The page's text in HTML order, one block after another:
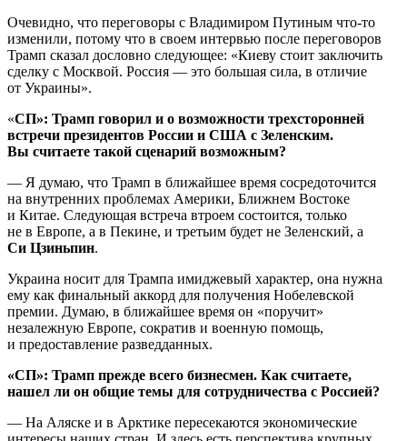
Очевидно, что переговоры с Владимиром Путиным что-то
изменили, потому что в своем интервью после переговоров
Трамп сказал дословно следующее: «Киеву стоит заключить
сделку с Москвой. Россия — это большая сила, в отличие
от Украины».
«СП»: Трамп говорил и о возможности трехсторонней
встречи президентов России и США с Зеленским.
Вы считаете такой сценарий возможным?
— Я думаю, что Трамп в ближайшее время сосредоточится
на внутренних проблемах Америки, Ближнем Востоке
и Китае. Следующая встреча втроем состоится, только
не в Европе, а в Пекине, и третьим будет не Зеленский, а
Си Цзиньпин.
Украина носит для Трампа имиджевый характер, она нужна
ему как финальный аккорд для получения Нобелевской
премии. Думаю, в ближайшее время он «поручит»
незалежную Европе, сократив и военную помощь,
и предоставление разведданных.
«СП»: Трамп прежде всего бизнесмен. Как считаете,
нашел ли он общие темы для сотрудничества с Россией?
— На Аляске и в Арктике пересекаются экономические